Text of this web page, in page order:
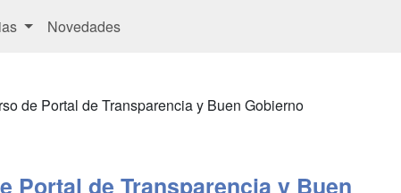
Novedades
de Portal de Transparencia y Buen Gobierno
Portal de Transparencia y Buen